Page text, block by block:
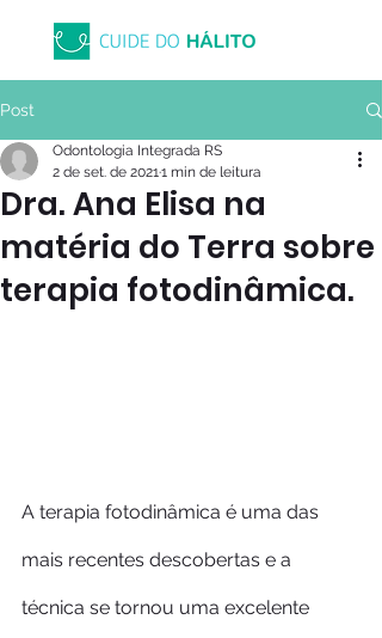
Post
Dra. Ana Elisa na
matéria do Terra sobre
terapia fotodinâmica.
Odontologia Integrada RS
2 de set. de 20211 min de leitura
A terapia fotodinâmica é uma das
mais recentes descobertas e a
técnica se tornou uma excelente